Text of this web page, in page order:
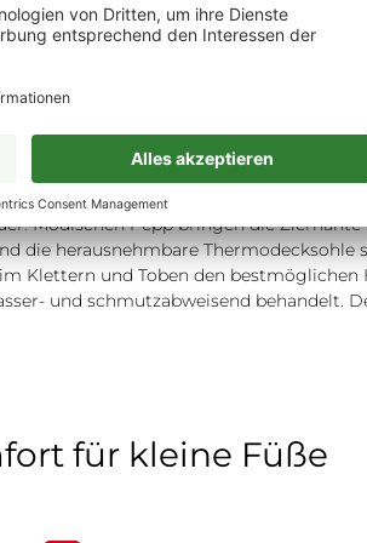
Eigenschaften
vor Nässe und Kälte. Die schöne
Modischen Pepp bringen die
die herausnehmbare
Klettern und Toben den
und schmutzabweisend behandelt.
für kleine Füße